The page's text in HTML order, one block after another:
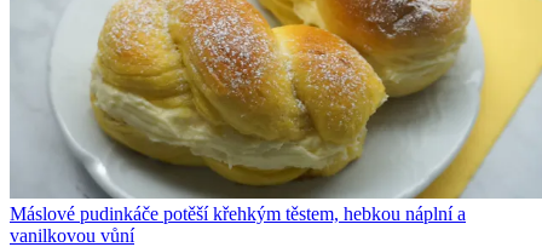
Máslové pudinkáče potěší křehkým těstem, hebkou náplní a
vanilkovou vůní